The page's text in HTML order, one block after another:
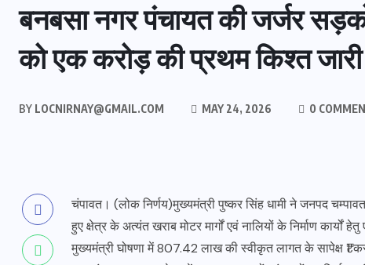
बनबसा नगर पंचायत की जर्जर
को एक करोड़ की प्रथम किश्त जारी
BY LOCNIRNAY@GMAIL.COM MAY 24, 2026 0
चंपावत। (लोक निर्णय)मुख्यमंत्री पुष्कर सिंह धामी ने जनपद
हुए क्षेत्र के अत्यंत खराब मोटर मार्गों एवं नालियों के निर्माण
मुख्यमंत्री घोषणा में 807.42 लाख की स्वीकृत लागत के सापेक्ष ₹1